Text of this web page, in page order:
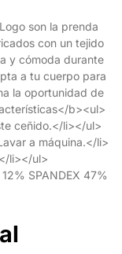
son la prenda
con un tejido
y cómoda durante
a tu cuerpo para
la oportunidad de
b><ul>
ceñido.</li></ul>
a máquina.</li>
li></ul>
SPANDEX 47%